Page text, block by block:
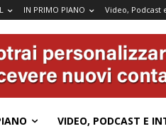
IN PRIMO PIANO Video, Podcast
VIDEO, PODCAST E